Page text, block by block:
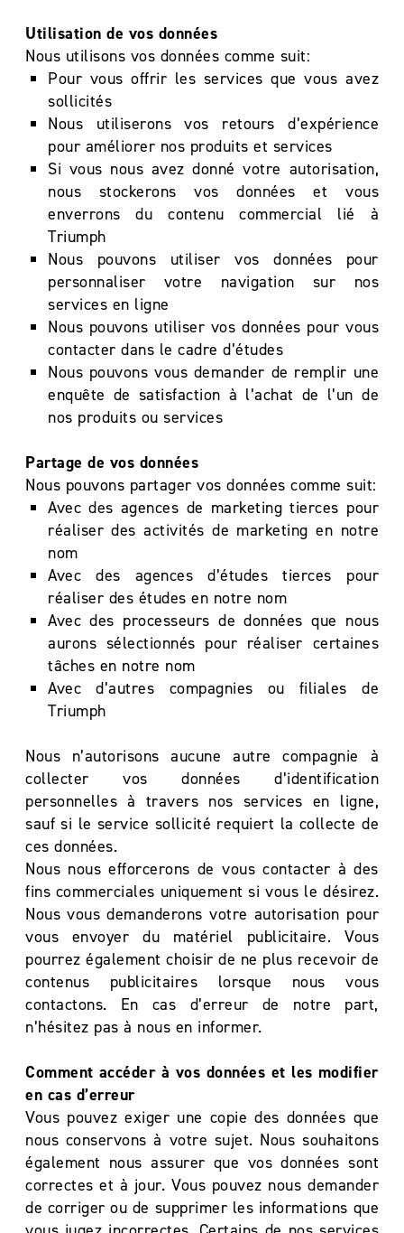
Utilisation de vos données
Nous utilisons vos données comme suit:
Pour vous offrir les services que vous avez
sollicités
Nous utiliserons vos retours d’expérience
pour améliorer nos produits et services
Si vous nous avez donné votre autorisation,
nous stockerons vos données et vous
enverrons du contenu commercial lié à
Triumph
Nous pouvons utiliser vos données pour
personnaliser votre navigation sur nos
services en ligne
Nous pouvons utiliser vos données pour vous
contacter dans le cadre d’études
Nous pouvons vous demander de remplir une
enquête de satisfaction à l’achat de l’un de
nos produits ou services
Partage de vos données
Nous pouvons partager vos données comme suit:
Avec des agences de marketing tierces pour
réaliser des activités de marketing en notre
nom
Avec des agences d’études tierces pour
réaliser des études en notre nom
Avec des processeurs de données que nous
aurons sélectionnés pour réaliser certaines
tâches en notre nom
Avec d’autres compagnies ou filiales de
Triumph
Nous n’autorisons aucune autre compagnie à
collecter vos données d’identification
personnelles à travers nos services en ligne,
sauf si le service sollicité requiert la collecte de
ces données.
Nous nous efforcerons de vous contacter à des
fins commerciales uniquement si vous le désirez.
Nous vous demanderons votre autorisation pour
vous envoyer du matériel publicitaire. Vous
pourrez également choisir de ne plus recevoir de
contenus publicitaires lorsque nous vous
contactons. En cas d’erreur de notre part,
n’hésitez pas à nous en informer.
Comment accéder à vos données et les modifier
en cas d’erreur
Vous pouvez exiger une copie des données que
nous conservons à votre sujet. Nous souhaitons
également nous assurer que vos données sont
correctes et à jour. Vous pouvez nous demander
de corriger ou de supprimer les informations que